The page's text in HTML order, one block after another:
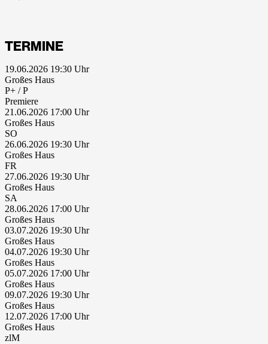
TERMINE
19.06.2026 19:30
Großes Haus
P+ / P
Premiere
21.06.2026 17:00
Großes Haus
SO
26.06.2026 19:30
Großes Haus
FR
27.06.2026 19:30
Großes Haus
SA
28.06.2026 17:00
Großes Haus
03.07.2026 19:30
Großes Haus
04.07.2026 19:30
Großes Haus
05.07.2026 17:00
Großes Haus
09.07.2026 19:30
Großes Haus
12.07.2026 17:00
Großes Haus
zlM